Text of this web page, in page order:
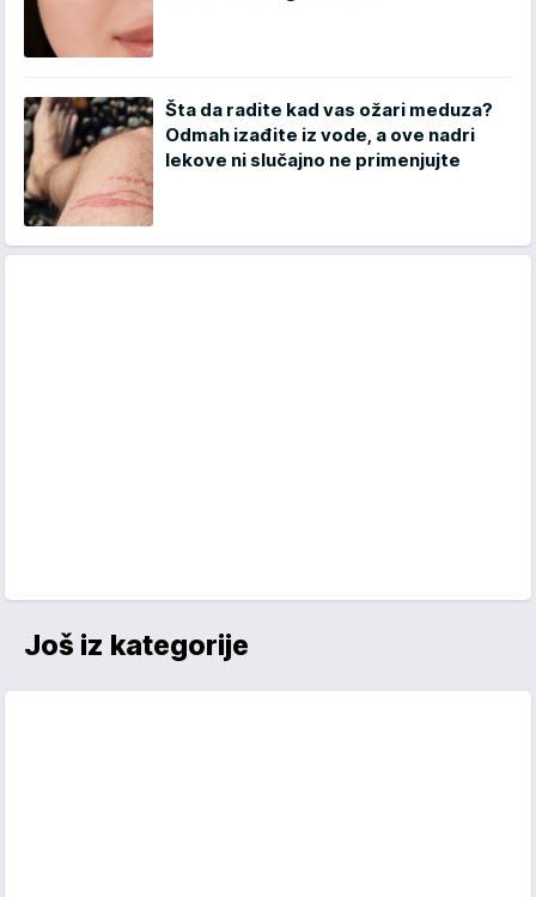
Šta da radite kad vas ožari meduza?
Odmah izađite iz vode, a ove nadri
lekove ni slučajno ne primenjujte
Još iz kategorije